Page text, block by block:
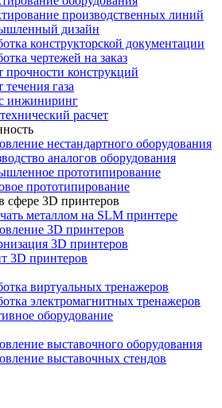
производственных линий
дизайн
конструкторской документации
чертежей на заказ
прочности конструкций
течения газа
инжиниринг
расчет
нестандартного оборудования
аналогов оборудования
прототипирование
прототипирование
сфере 3D принтеров
металлом на SLM принтере
3D принтеров
3D принтеров
3D принтеров
виртуальных тренажеров
электромагнитных тренажеров
оборудование
выставочного оборудования
выставочных стендов